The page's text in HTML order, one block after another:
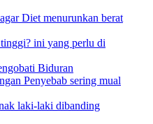
Diet menurunkan berat
ini yang perlu di
Biduran
Penyebab sering mual